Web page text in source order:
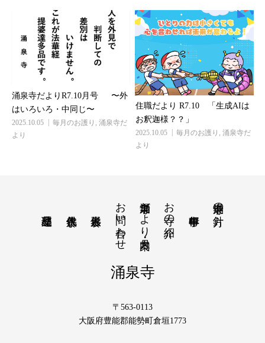
涌泉寺だよりR7.10月号 〜外
はいろいろ・中同じ〜
2025.10.05 毎月のお護り , 涌泉寺だ
より
住職だより R7.10 「生成AIは
お釈迦様？？」
2025.10.05 毎月のお護り , 涌泉寺だ
より
涌泉寺の方針
お寺の紹介
涌泉寺だより・月案内
お問い合わせ
涌泉寺
〒563-0113
大阪府豊能郡能勢町倉垣1773